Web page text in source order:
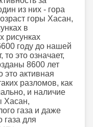
из них - гора
горы Хасан,
в
рисунках
году до нашей
это означает,
8600 лет
это активная
разломов, как
и наличие
Хасан,
газа и даже
газа для